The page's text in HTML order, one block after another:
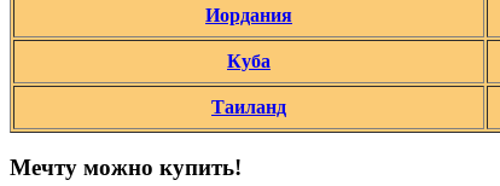
Иордания
Куба
Таиланд
Мечту можно купить!